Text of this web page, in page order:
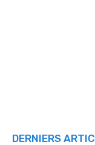
DERNIERS